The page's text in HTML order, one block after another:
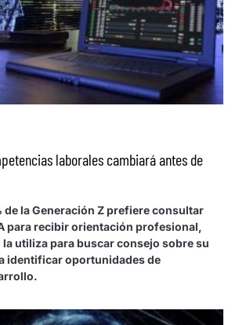
laborales cambiará antes de
de la Generación Z prefiere consultar
para recibir orientación profesional,
utiliza para buscar consejo sobre su
identificar oportunidades de